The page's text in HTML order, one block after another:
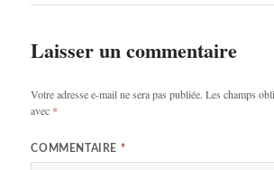
Laisser un commentaire
Votre adresse e-mail ne sera pas publiée. Les champs
avec *
COMMENTAIRE *